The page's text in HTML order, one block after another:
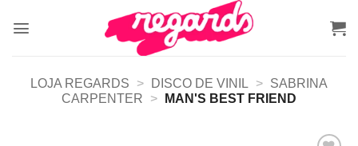
LOJA REGARDS > DISCO DE VINIL >
SABRINA
CARPENTER
> MAN'S BEST FRIEND